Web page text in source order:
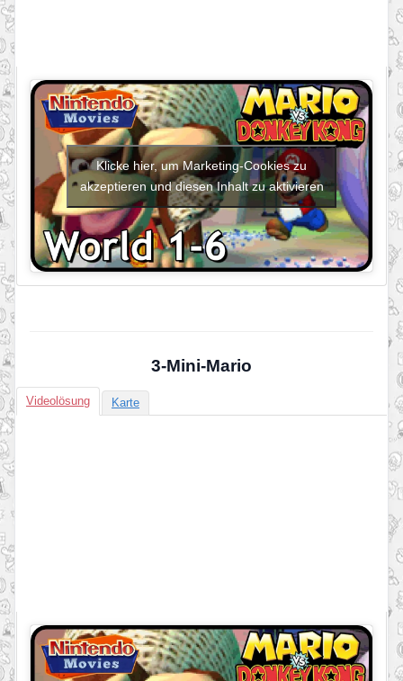
Klicke hier, um Marketing-Cookies zu
akzeptieren und diesen Inhalt zu aktivieren
3-Mini-Mario
Videolösung Karte